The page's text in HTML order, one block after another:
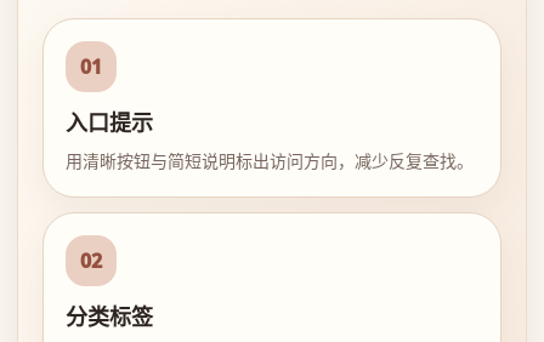
01
入口提示
用清晰按钮与简短说明标出访问方向，减少反复查找。
02
分类标签